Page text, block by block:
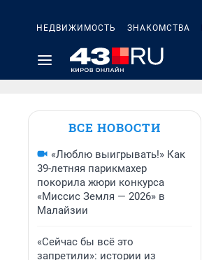
НЕДВИЖИМОСТЬ ЗНАКОМСТВА
ВСЕ НОВОСТИ
«Люблю выигрывать!» Как
39-летняя парикмахер
покорила жюри конкурса
«Миссис Земля — 2026» в
Малайзии
«Сейчас бы всё это
запретили»: истории из